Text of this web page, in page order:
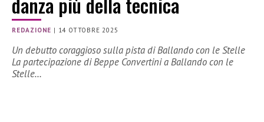
REDAZIONE | 14 OTTOBRE 2025
Un debutto coraggioso sulla pista di Ballando con le Stelle
La partecipazione di Beppe Convertini a Ballando con le
Stelle…